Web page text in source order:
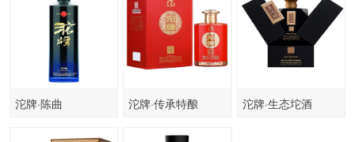
沱牌·陈曲 沱牌·传承特酿 沱牌·生态坨酒